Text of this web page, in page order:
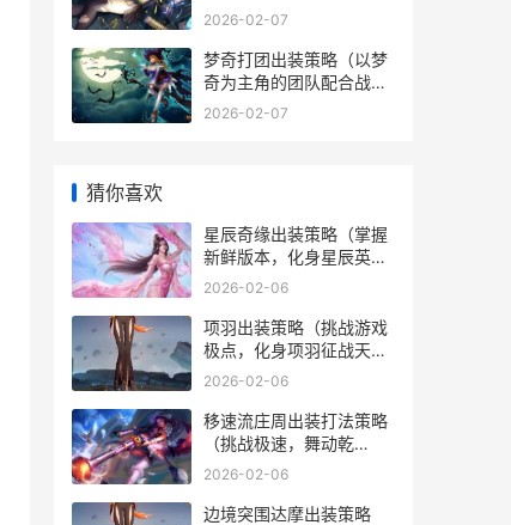
教你如何最佳通关焚香
2026-02-07
梦奇打团出装策略（以梦
奇为主角的团队配合战略
及装备选择解析） 梦奇
2026-02-07
猜你喜欢
星辰奇缘出装策略（掌握
新鲜版本，化身星辰英
雄，征服战场） 2021星
2026-02-06
项羽出装策略（挑战游戏
极点，化身项羽征战天
下） 项羽出装推荐
2026-02-06
移速流庄周出装打法策略
（挑战极速，舞动乾
坤！） 庄周攻速流
2026-02-06
边境突围达摩出装策略